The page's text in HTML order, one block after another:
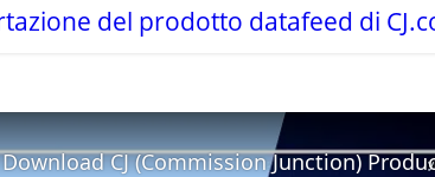
del prodotto datafeed di
CJ (Commission Junction)